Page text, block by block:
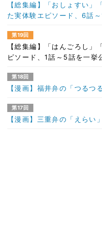
【総集編】「おしょすい
た実体験エピソード、6話
第19回
【総集編】「はんごろし
ピソード、1話～5話を一挙
第18回
【漫画】福井弁の「つるつ
第17回
【漫画】三重弁の「えらい